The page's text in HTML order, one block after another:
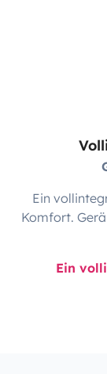
Ein
Komfort.
Ein